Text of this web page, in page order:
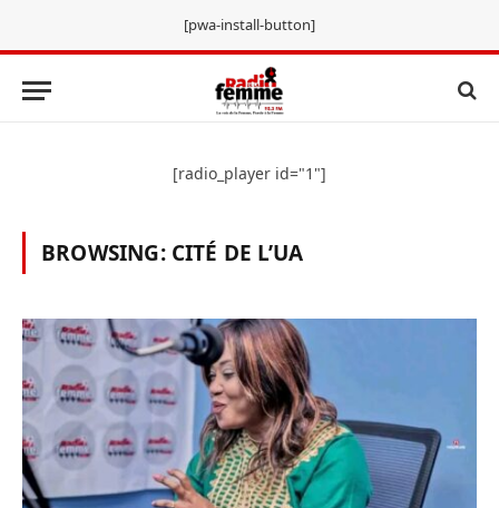
[pwa-install-button]
[radio_player id="1"]
BROWSING: CITÉ DE L’UA